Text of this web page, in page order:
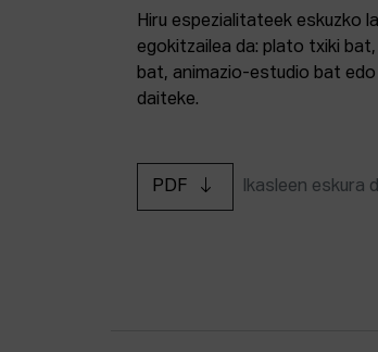
Hiru espezialitateek eskuzko
egokitzailea da: plato txiki
bat, animazio-estudio bat
daiteke.
PDF Ikasleen eskura